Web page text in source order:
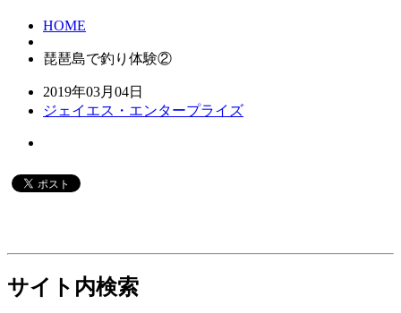
HOME
琵琶島で釣り体験②
2019年03月04日
ジェイエス・エンタープライズ
サイト内検索